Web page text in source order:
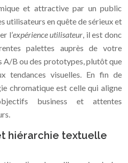
et attractive par un public
utilisateurs en quête de sérieux et
l’expérience utilisateur, il est donc
palettes auprès de votre
A/B ou des prototypes, plutôt que
tendances visuelles. En fin de
chromatique est celle qui aligne
business et attentes
hiérarchie textuelle